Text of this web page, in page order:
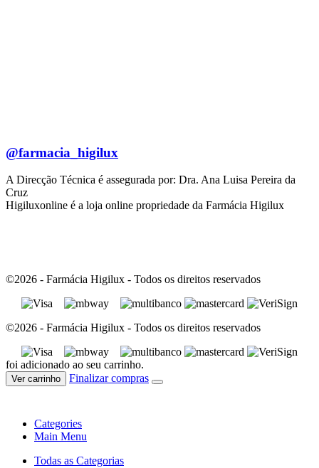
@farmacia_higilux
A Direcção Técnica é assegurada por: Dra. Ana Luisa Pereira da
Cruz
Higiluxonline é a loja online propriedade da Farmácia Higilux
©2026 - Farmácia Higilux - Todos os direitos reservados
©2026 - Farmácia Higilux - Todos os direitos reservados
foi adicionado ao seu carrinho.
Ver carrinho Finalizar compras
Categories
Main Menu
Todas as Categorias